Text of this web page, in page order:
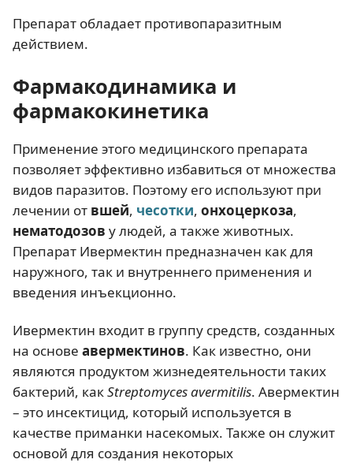
Препарат обладает противопаразитным
действием.
Фармакодинамика и
фармакокинетика
Применение этого медицинского препарата
позволяет эффективно избавиться от множества
видов паразитов. Поэтому его используют при
лечении от вшей, чесотки, онхоцеркоза,
нематодозов у людей, а также животных.
Препарат Ивермектин предназначен как для
наружного, так и внутреннего применения и
введения инъекционно.
Ивермектин входит в группу средств, созданных
на основе авермектинов. Как известно, они
являются продуктом жизнедеятельности таких
бактерий, какStreptomyces avermitilis. Авермектин
– это инсектицид, который используется в
качестве приманки насекомых. Также он служит
основой для создания некоторых